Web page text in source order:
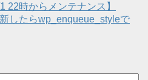
22時からメンテナンス】
したらwp_enqueue_styleで